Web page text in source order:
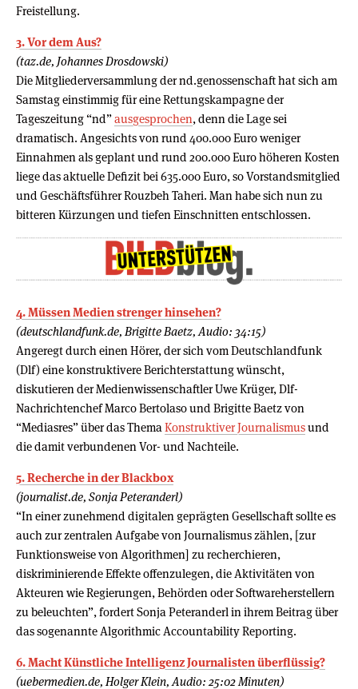
Freistellung.
3. Vor dem Aus?
(taz.de, Johannes Drosdowski)
Die Mitgliederversammlung der nd.genossenschaft hat sich am
Samstag einstimmig für eine Rettungskampagne der
Tageszeitung “nd”ausgesprochen, denn die Lage sei
dramatisch. Angesichts von rund 400.000 Euro weniger
Einnahmen als geplant und rund 200.000 Euro höheren Kosten
liege das aktuelle Defizit bei 635.000 Euro, so Vorstandsmitglied
und Geschäftsführer Rouzbeh Taheri. Man habe sich nun zu
bitteren Kürzungen und tiefen Einschnitten entschlossen.
4. Müssen Medien strenger hinsehen?
(deutschlandfunk.de, Brigitte Baetz, Audio: 34:15)
Angeregt durch einen Hörer, der sich vom Deutschlandfunk
(Dlf) eine konstruktivere Berichterstattung wünscht,
diskutieren der Medienwissenschaftler Uwe Krüger, Dlf-
Nachrichtenchef Marco Bertolaso und Brigitte Baetz von
“Mediasres” über das Thema Konstruktiver Journalismusund
die damit verbundenen Vor- und Nachteile.
5. Recherche in der Blackbox
(journalist.de, Sonja Peteranderl)
“In einer zunehmend digitalen geprägten Gesellschaft sollte es
auch zur zentralen Aufgabe von Journalismus zählen, [zur
Funktionsweise von Algorithmen] zu recherchieren,
diskriminierende Effekte offenzulegen, die Aktivitäten von
Akteuren wie Regierungen, Behörden oder Softwareherstellern
zu beleuchten”, fordert Sonja Peteranderl in ihrem Beitrag über
das sogenannte Algorithmic Accountability Reporting.
6. Macht Künstliche Intelligenz Journalisten überflüssig?
(uebermedien.de, Holger Klein, Audio: 25:02 Minuten)